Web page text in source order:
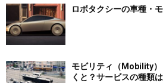
ロボタクシーの車種・
モビリティ（Mobility
くと？サービスの種類